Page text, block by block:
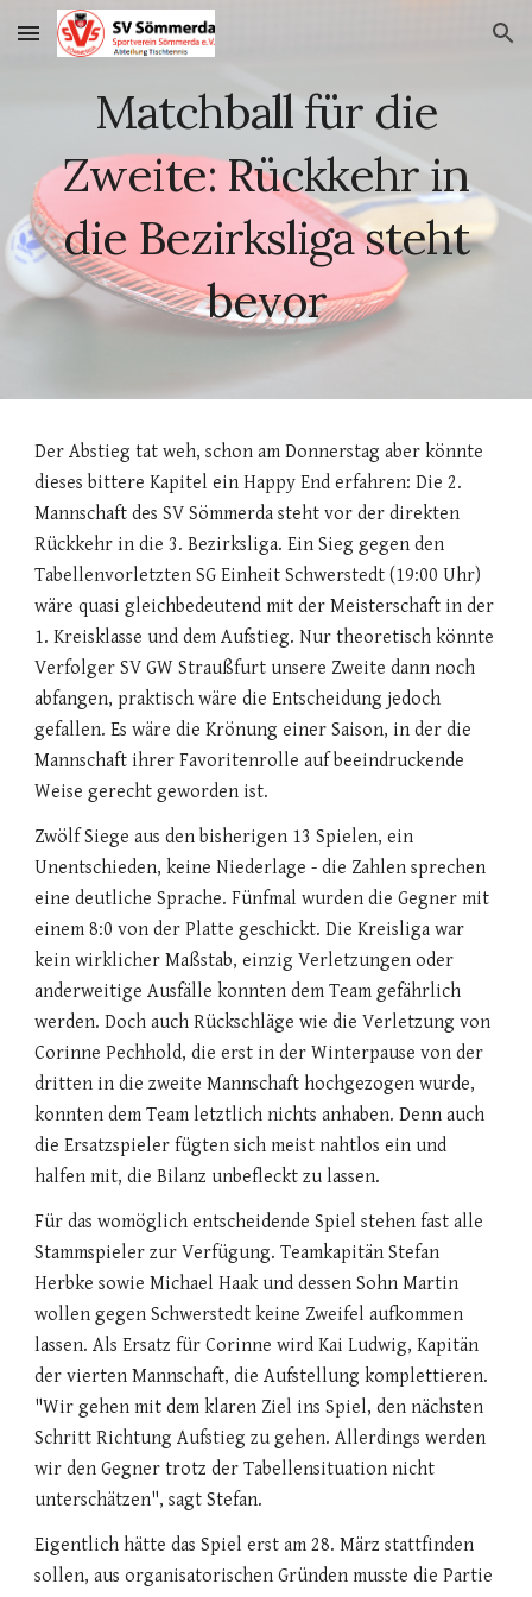
Skip to main content Skip to navigation
Matchball für die
Zweite: Rückkehr in
die Bezirksliga steht
bevor
Der Abstieg tat weh, schon am Donnerstag aber könnte
dieses bittere Kapitel ein Happy End erfahren: Die 2.
Mannschaft des SV Sömmerda steht vor der direkten
Rückkehr in die 3. Bezirksliga. Ein Sieg gegen den
Tabellenvorletzten SG Einheit Schwerstedt (19:00 Uhr)
wäre quasi gleichbedeutend mit der Meisterschaft in der
1. Kreisklasse und dem Aufstieg. Nur theoretisch könnte
Verfolger SV GW Straußfurt unsere Zweite dann noch
abfangen, praktisch wäre die Entscheidung jedoch
gefallen. Es wäre die Krönung einer Saison, in der die
Mannschaft ihrer Favoritenrolle auf beeindruckende
Weise gerecht geworden ist.
Zwölf Siege aus den bisherigen 13 Spielen, ein
Unentschieden, keine Niederlage - die Zahlen sprechen
eine deutliche Sprache. Fünfmal wurden die Gegner mit
einem 8:0 von der Platte geschickt. Die Kreisliga war
kein wirklicher Maßstab, einzig Verletzungen oder
anderweitige Ausfälle konnten dem Team gefährlich
werden. Doch auch Rückschläge wie die Verletzung von
Corinne Pechhold, die erst in der Winterpause von der
dritten in die zweite Mannschaft hochgezogen wurde,
konnten dem Team letztlich nichts anhaben. Denn auch
die Ersatzspieler fügten sich meist nahtlos ein und
halfen mit, die Bilanz unbefleckt zu lassen.
Für das womöglich entscheidende Spiel stehen fast alle
Stammspieler zur Verfügung. Teamkapitän Stefan
Herbke sowie Michael Haak und dessen Sohn Martin
wollen gegen Schwerstedt keine Zweifel aufkommen
lassen. Als Ersatz für Corinne wird Kai Ludwig, Kapitän
der vierten Mannschaft, die Aufstellung komplettieren.
"Wir gehen mit dem klaren Ziel ins Spiel, den nächsten
Schritt Richtung Aufstieg zu gehen. Allerdings werden
wir den Gegner trotz der Tabellensituation nicht
unterschätzen", sagt Stefan.
Eigentlich hätte das Spiel erst am 28. März stattfinden
sollen, aus organisatorischen Gründen musste die Partie